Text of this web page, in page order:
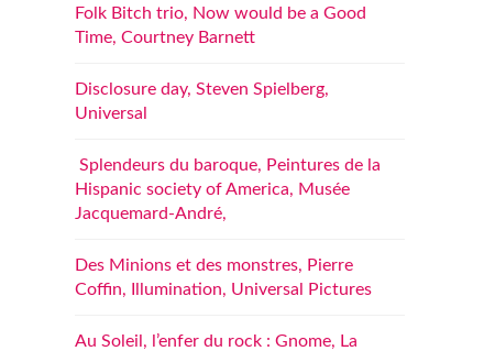
Folk Bitch trio, Now would be a Good
Time, Courtney Barnett
Disclosure day, Steven Spielberg,
Universal
Splendeurs du baroque, Peintures de la
Hispanic society of America, Musée
Jacquemard-André,
Des Minions et des monstres, Pierre
Coffin, Illumination, Universal Pictures
Au Soleil, l’enfer du rock : Gnome, La